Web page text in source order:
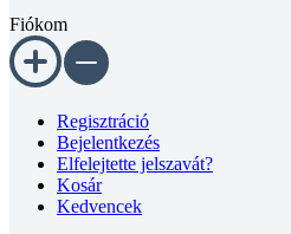
Fiókom
Regisztráció
Bejelentkezés
Elfelejtette jelszavát?
Kosár
Kedvencek